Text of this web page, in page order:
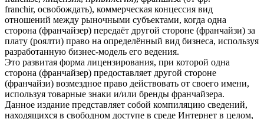
franchir, освобождать), коммерческая концессия вид
отношений между рыночными субъектами, когда одна
сторона (франчайзер) передаёт другой стороне (франчайзи) за
плату (роялти) право на определённый вид бизнеса, используя
разработанную бизнес-модель его ведения.
Это развитая форма лицензирования, при которой одна
сторона (франчайзер) предоставляет другой стороне
(франчайзи) возмездное право действовать от своего имени,
используя товарные знаки и/или бренды франчайзера.
Данное издание представляет собой компиляцию сведений,
находящихся в свободном доступе в среде Интернет в целом,